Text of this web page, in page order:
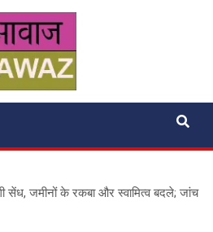
सेंध, जमीनों के रकबा और स्वामित्व बदले; जांच